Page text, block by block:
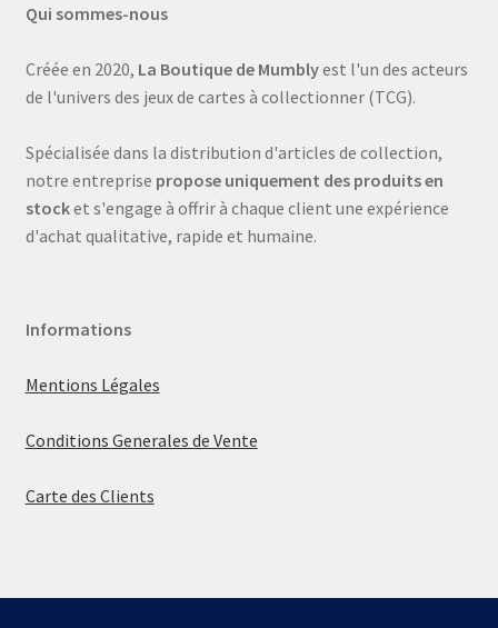
Qui sommes-nous
Créée en 2020, La Boutique de Mumblyest l'un des acteurs
de l'univers des jeux de cartes à collectionner (TCG).
Spécialisée dans la distribution d'articles de collection,
notre entreprise propose uniquement des produits en
stocket s'engage à offrir à chaque client une expérience
d'achat qualitative, rapide et humaine.
Informations
Mentions Légales
Conditions Generales de Vente
Carte des Clients